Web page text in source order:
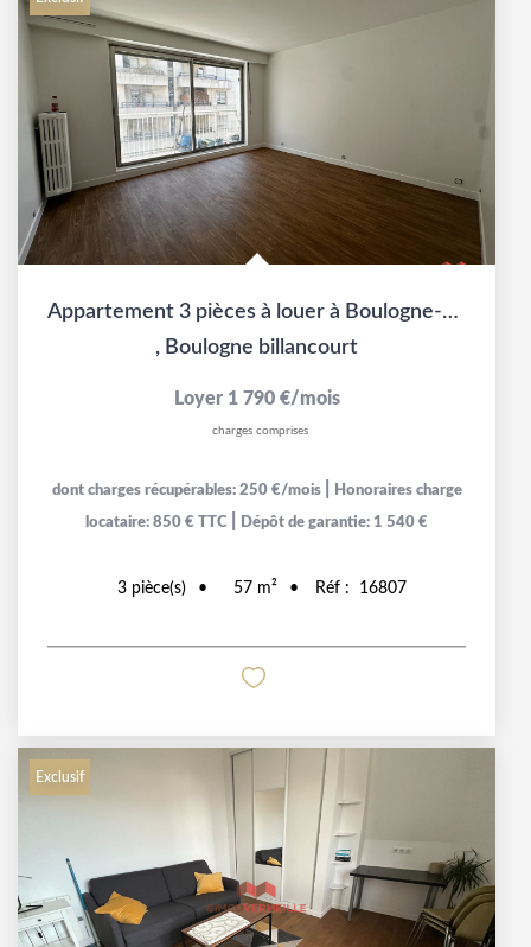
Appartement 3 pièces à louer à Boulogne-Billancourt - Réf....
, Boulogne billancourt
Loyer 1 790 €/mois
charges comprises
dont charges récupérables: 250 €/mois Honoraires charge
locataire: 850 € TTC Dépôt de garantie: 1 540 €
3 pièce(s) 57 m² Réf : 16807
Exclusif